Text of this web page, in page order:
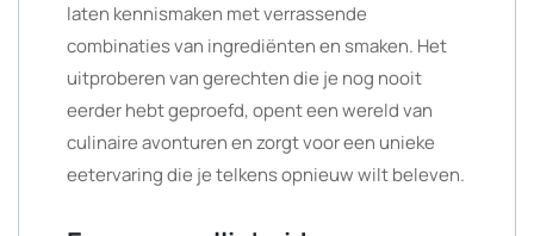
laten kennismaken met verrassende
combinaties van ingrediënten en smaken. Het
uitproberen van gerechten die je nog nooit
eerder hebt geproefd, opent een wereld van
culinaire avonturen en zorgt voor een unieke
eetervaring die je telkens opnieuw wilt beleven.